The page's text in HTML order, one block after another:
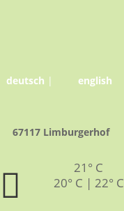
deutsch | english
67117 Limburgerhof
21° C
20° C | 22° C